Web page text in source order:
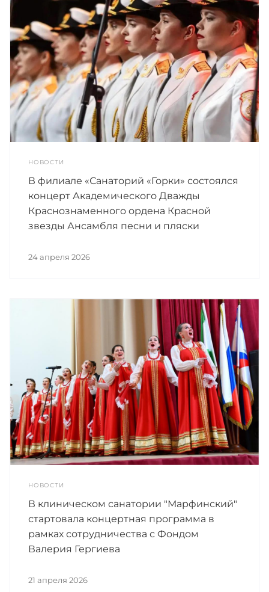
НОВОСТИ
В филиале «Санаторий «Горки» состоялся
концерт Академического Дважды
Краснознаменного ордена Красной
звезды Ансамбля песни и пляски
Александрова
24 апреля 2026
НОВОСТИ
В клиническом санатории "Марфинский"
стартовала концертная программа в
рамках сотрудничества с Фондом
Валерия Гергиева
21 апреля 2026